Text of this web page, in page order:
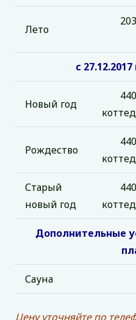
Лето
с
Новый год
Рождество
Старый
новый год
Дополнительные
Сауна
Цену уточняйте по